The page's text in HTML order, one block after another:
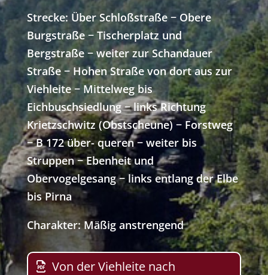
Strecke: Über Schloßstraße − Obere
Burgstraße − Tischerplatz und
Bergstraße − weiter zur Schandauer
Straße − Hohen Straße von dort aus zur
Viehleite − Mittelweg bis
Eichbuschsiedlung − links Richtung
Krietzschwitz (Obstscheune) − Forstweg
− B 172 über- queren − weiter bis
Struppen − Ebenheit und
Obervogelgesang − links entlang der Elbe
bis Pirna
Charakter: Mäßig anstrengend
Von der Viehleite nach